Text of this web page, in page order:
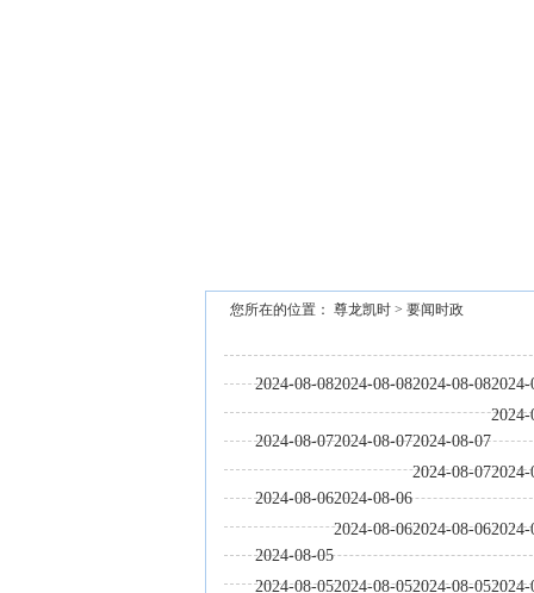
您所在的位置： 尊龙凯时 > 要闻时政
2024-
2024-08-08
2024-08-08
2024-08-08
2024-
2024-08-07
2024-08-07
2024-08-07
2024-
2024-08-07
2024-08-06
2024-08-06
2024-
2024-08-06
2024-08-06
2024-08-05
2024-
2024-08-05
2024-08-05
2024-08-05